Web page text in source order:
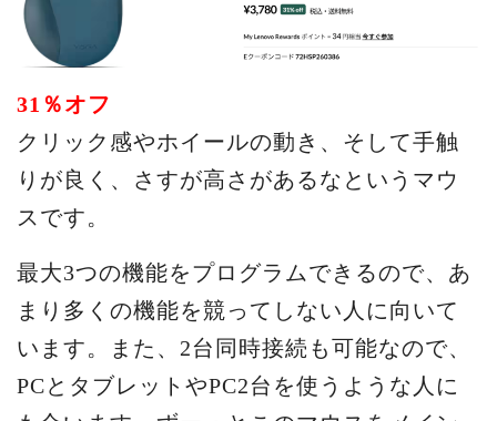
31％オフ
クリック感やホイールの動き、そして手触
りが良く、さすが高さがあるなというマウ
スです。
最大3つの機能をプログラムできるので、あ
まり多くの機能を競ってしない人に向いて
います。また、2台同時接続も可能なので、
PCとタブレットやPC2台を使うような人に